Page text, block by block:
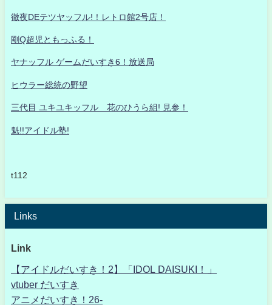
徹夜DEテツヤッフル!！レトロ館2号店！
剛Q超児ともっふる！
ヤナッフル ゲームだいすき6！放送局
ヒウラー総統の野望
三代目 ユキユキッフル 花のひうら組! 見参！
魁!!アイドル塾!
t112
Links
Link
【アイドルだいすき！2】「IDOL DAISUKI！」
vtuber だいすき
アニメだいすき！26-